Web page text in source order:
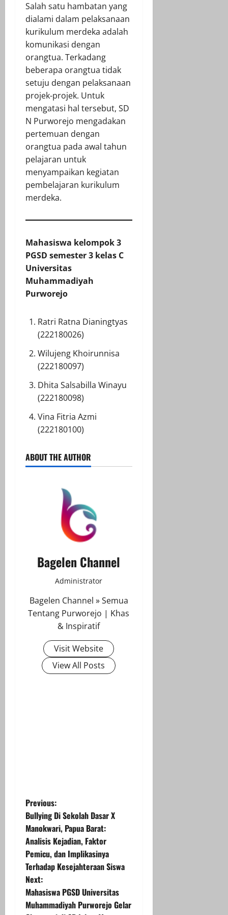
Salah satu hambatan yang
dialami dalam pelaksanaan
kurikulum merdeka adalah
komunikasi dengan
orangtua. Terkadang
beberapa orangtua tidak
setuju dengan pelaksanaan
projek-projek. Untuk
mengatasi hal tersebut, SD
N Purworejo mengadakan
pertemuan dengan
orangtua pada awal tahun
pelajaran untuk
menyampaikan kegiatan
pembelajaran kurikulum
merdeka.
Mahasiswa kelompok 3
PGSD semester 3 kelas C
Universitas
Muhammadiyah
Purworejo
Ratri Ratna Dianingtyas
(222180026)
Wilujeng Khoirunnisa
(222180097)
Dhita Salsabilla Winayu
(222180098)
Vina Fitria Azmi
(222180100)
ABOUT THE AUTHOR
Bagelen Channel
Administrator
Bagelen Channel » Semua
Tentang Purworejo | Khas
& Inspiratif
Visit Website
View All Posts
P
o
s
t
n
Previous:
Bullying Di Sekolah Dasar X
Manokwari, Papua Barat:
Analisis Kejadian, Faktor
Pemicu, dan Implikasinya
Terhadap Kesejahteraan Siswa
Next:
Mahasiswa PGSD Universitas
Muhammadiyah Purworejo Gelar